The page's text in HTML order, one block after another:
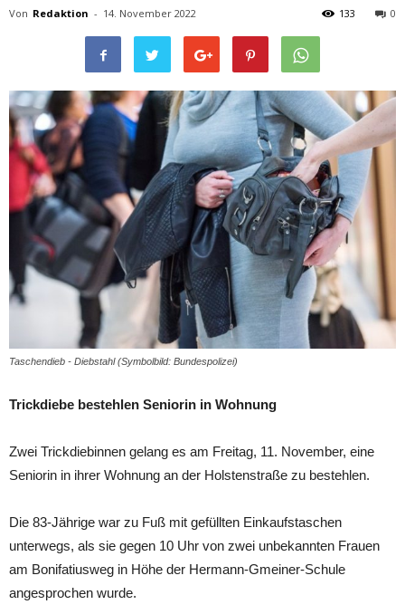
Von Redaktion - 14. November 2022 0
133
Taschendieb - Diebstahl (Symbolbild: Bundespolizei)
Trickdiebe bestehlen Seniorin in Wohnung
Zwei Trickdiebinnen gelang es am Freitag, 11. November, eine
Seniorin in ihrer Wohnung an der Holstenstraße zu bestehlen.
Die 83-Jährige war zu Fuß mit gefüllten Einkaufstaschen
unterwegs, als sie gegen 10 Uhr von zwei unbekannten Frauen
am Bonifatiusweg in Höhe der Hermann-Gmeiner-Schule
angesprochen wurde.